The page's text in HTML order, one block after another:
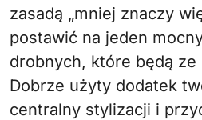
zasadą „mniej znaczy
postawić na jeden
drobnych, które będą
Dobrze użyty dodatek
centralny stylizacji i